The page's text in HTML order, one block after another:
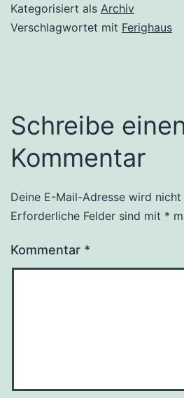
Kategorisiert als Archiv
Verschlagwortet mit Ferighaus
Schreibe
Kommentar
Deine E-Mail-Adresse wird
Erforderliche Felder sind mit *
Kommentar *